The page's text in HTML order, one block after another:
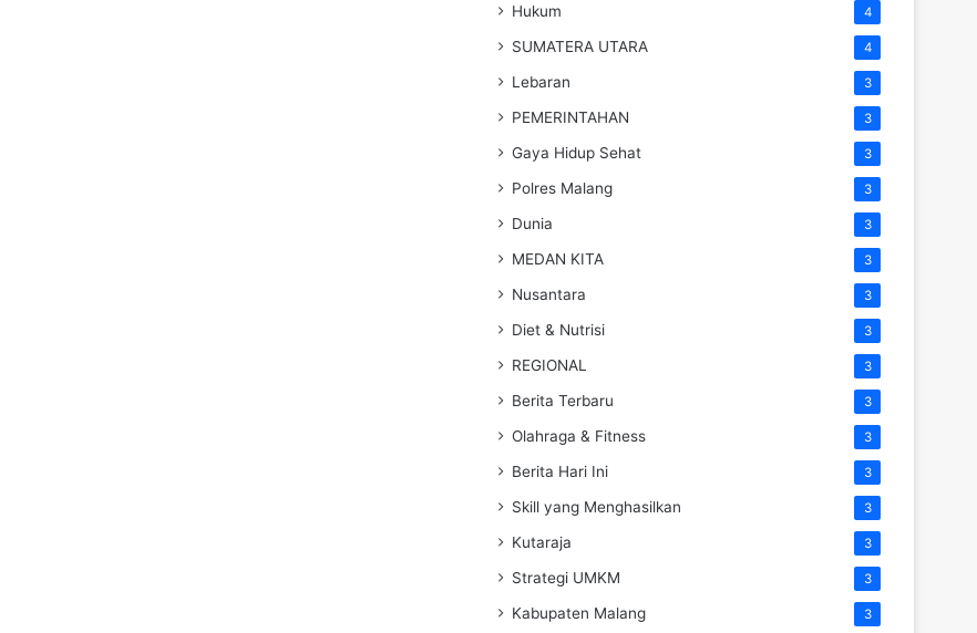
Hukum 4
SUMATERA UTARA 4
Lebaran 3
PEMERINTAHAN 3
Gaya Hidup Sehat 3
Polres Malang 3
Dunia 3
MEDAN KITA 3
Nusantara 3
Diet & Nutrisi 3
REGIONAL 3
Berita Terbaru 3
Olahraga & Fitness 3
Berita Hari Ini 3
Skill yang Menghasilkan 3
Kutaraja 3
Strategi UMKM 3
Kabupaten Malang 3